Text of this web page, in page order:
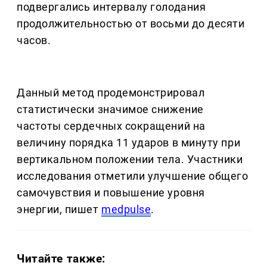
подвергались интервалу голодания
продолжительностью от восьми до десяти
часов.
Данный метод продемонстрировал
статистически значимое снижение
частоты сердечных сокращений на
величину порядка 11 ударов в минуту при
вертикальном положении тела. Участники
исследования отметили улучшение общего
самочувствия и повышение уровня
энергии, пишет medpulse.
Читайте также: